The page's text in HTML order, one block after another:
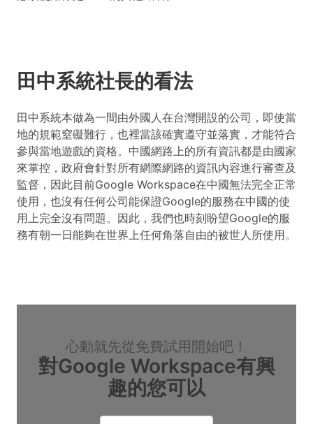
田中系統社長的看法
田中系統本做為一間由外國人在台灣開設的公司，即使當
地的規範窒礙難行，也裡當該確實遵守並落實，才能符合
參與當地遊戲的資格。中國網路上的所有資訊都是由國家
來掌控，政府會針對所有網際網路的資訊內容進行審查及
監督，因此目前Google Workspace在中國無法完全正常
使用，也沒有任何公司能保證Google的服務在中國的使
用上完全沒有問題。因此，我們也時刻盼望Google的服
務有朝一日能夠在世界上任何角落自由的被世人所使用。
心動就先從免費試用開始吧！
對Google Workspace有興
趣的您可以